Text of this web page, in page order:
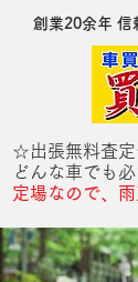
創業20余年 信
☆出張無料査
どんな車でも
定場なので、